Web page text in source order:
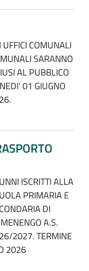
UFFICI COMUNALI
SARANNO
AL PUBBLICO
01 GIUGNO
ISCRITTI ALLA
PRIMARIA E
DI
A.S.
2027. TERMINE
2026